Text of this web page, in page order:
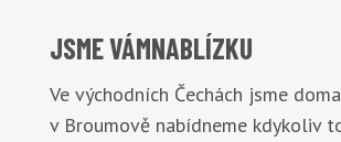
JSME VÁMNABLÍZKU
Ve východních Čechách jsme
v Broumově nabídneme kdykoliv